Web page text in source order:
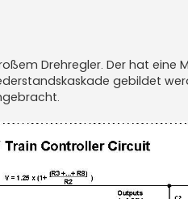
Drehregler. Der hat eine
gebildet